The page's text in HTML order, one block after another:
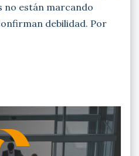
no están marcando
debilidad. Por